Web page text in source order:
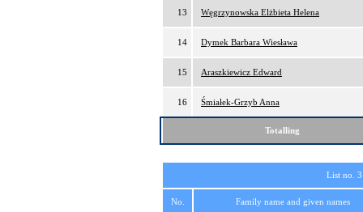
13 Węgrzynowska Elżbieta Helena
14 Dymek Barbara Wiesława
15 Araszkiewicz Edward
16 Śmiałek-Grzyb Anna
Totalling
List no.
No. Family name and given names